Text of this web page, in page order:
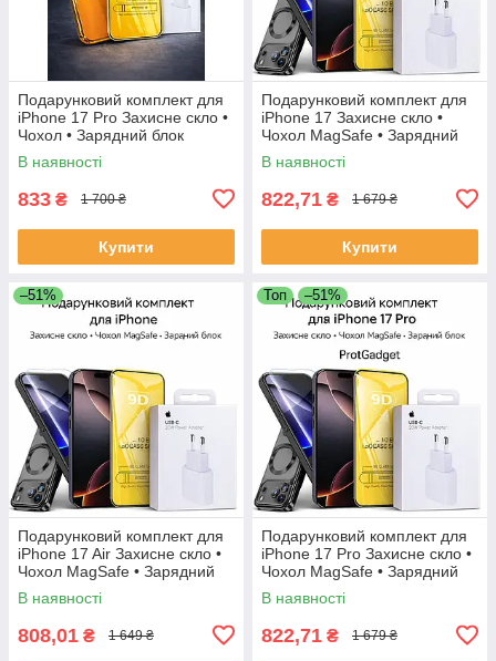
Подарунковий комплект для
iPhone 17 Pro Захисне скло •
Чохол • Зарядний блок
В наявності
833 ₴ 1 700 ₴
Купити
Подарунковий комплект для
iPhone 17 Захисне скло •
Чохол MagSafe • Зарядний
блок
В наявності
822,71 ₴ 1 679 ₴
Купити
–51%
Подарунковий комплект для
iPhone 17 Air Захисне скло •
Чохол MagSafe • Зарядний
блок
В наявності
808,01 ₴ 1 649 ₴
Топ –51%
Подарунковий комплект для
iPhone 17 Pro Захисне скло •
Чохол MagSafe • Зарядний
блок
В наявності
822,71 ₴ 1 679 ₴